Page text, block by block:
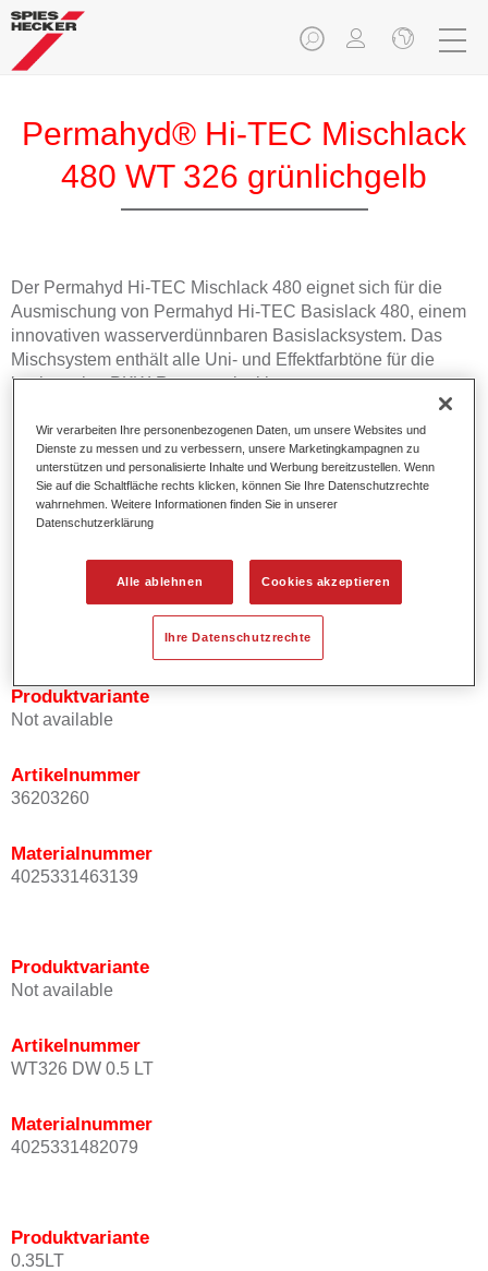
Permahyd® Hi-TEC Mischlack
480 WT 326 grünlichgelb
Der Permahyd Hi-TEC Mischlack 480 eignet sich für die
Ausmischung von Permahyd Hi-TEC Basislack 480, einem
innovativen wasserverdünnbaren Basislacksystem. Das
Mischsystem enthält alle Uni- und Effektfarbtöne für die
hochwertige PKW-Reparaturlackierung.
Produktmerkmale
Einfach und schnell zu verarbeiten.
Bietet eine hohe Farbtongenauigkeit und gleichmäßige
Effektausrichtung.
Fördert kurze Prozesszeiten.
Ermöglicht einfaches und sicheres Einlackieren.
Kann variabel eingesetzt werden, z.B. für Innenraum-,
Mehrschicht- und Mehrfarbenlackierungen.
Produktvariante
Not available
Artikelnummer
36203260
Materialnummer
4025331463139
Produktvariante
Not available
Artikelnummer
WT326 DW 0.5 LT
Materialnummer
4025331482079
Produktvariante
0.35LT
Wir verarbeiten Ihre personenbezogenen Daten, um unsere Websites und
Dienste zu messen und zu verbessern, unsere Marketingkampagnen zu
unterstützen und personalisierte Inhalte und Werbung bereitzustellen. Wenn
Sie auf die Schaltfläche rechts klicken, können Sie Ihre Datenschutzrechte
wahrnehmen. Weitere Informationen finden Sie in unserer
Datenschutzerklärung
Alle ablehnen Cookies akzeptieren
Ihre Datenschutzrechte